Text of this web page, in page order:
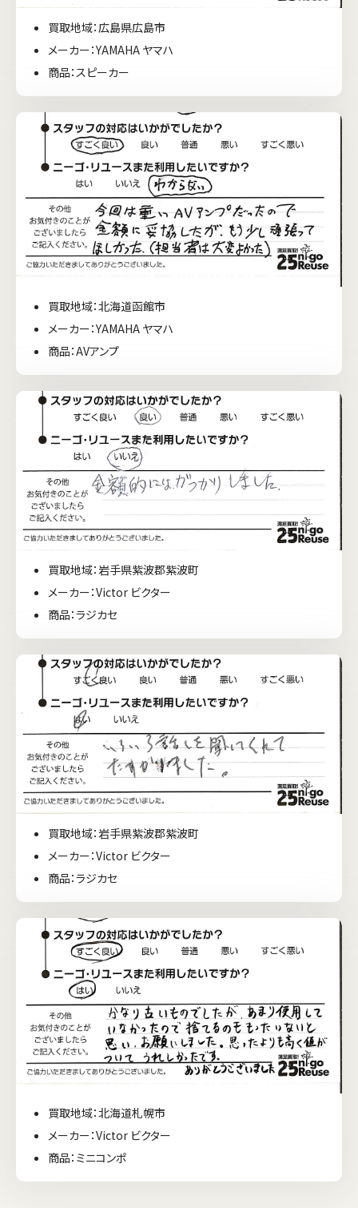
買取地域：広島県広島市
メーカー：YAMAHA ヤマハ
商品：スピーカー
買取地域：北海道函館市
メーカー：YAMAHA ヤマハ
商品：AVアンプ
買取地域：岩手県紫波郡紫波町
メーカー：Victor ビクター
商品：ラジカセ
買取地域：岩手県紫波郡紫波町
メーカー：Victor ビクター
商品：ラジカセ
買取地域：北海道札幌市
メーカー：Victor ビクター
商品：ミニコンポ